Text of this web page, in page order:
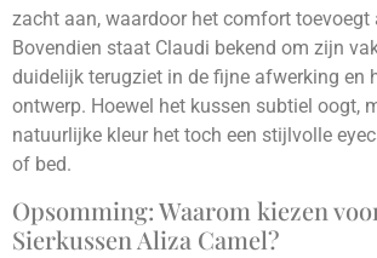
zacht aan, waardoor het comfort toevoegt
Bovendien staat Claudi bekend om zijn
duidelijk terugziet in de fijne afwerking en
ontwerp. Hoewel het kussen subtiel oogt,
natuurlijke kleur het toch een stijlvolle
of bed.
Opsomming: Waarom kiezen
Sierkussen Aliza Camel?